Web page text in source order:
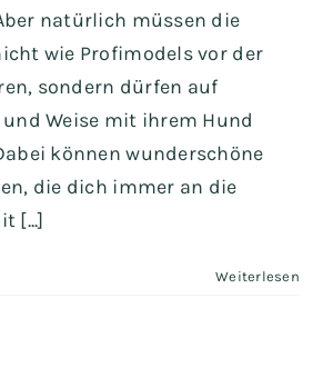
natürlich müssen die
wie Profimodels vor der
sondern dürfen auf
Weise mit ihrem Hund
können wunderschöne
die dich immer an die
[...]
Weiterlesen